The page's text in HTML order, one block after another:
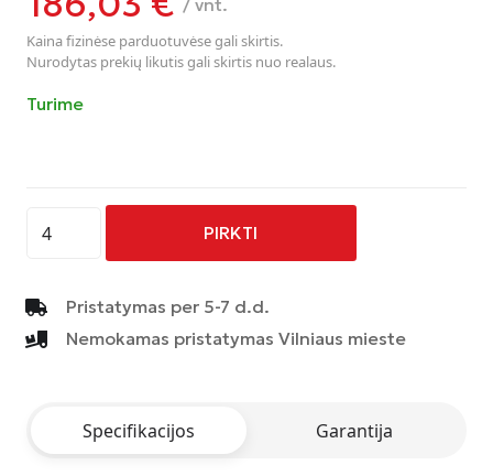
/ vnt.
Kaina fizinėse parduotuvėse gali skirtis.
Nurodytas prekių likutis gali skirtis nuo realaus.
Turime
kiekis:
-
AC-
V51
ANTHRACITE
PIRKTI
Pristatymas per 5-7 d.d.
Nemokamas pristatymas Vilniaus mieste
Specifikacijos Garantija